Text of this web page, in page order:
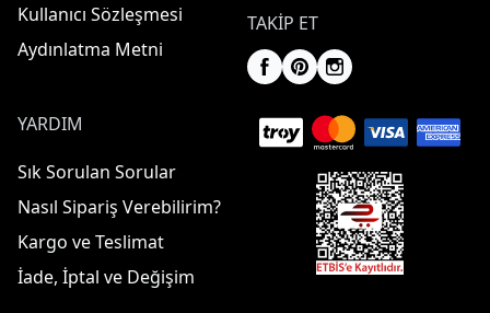
Kullanıcı Sözleşmesi
Aydınlatma Metni
TAKIP ET
YARDIM
Sık Sorulan Sorular
Nasıl Sipariş Verebilirim?
Kargo ve Teslimat
İade, İptal ve Değişim